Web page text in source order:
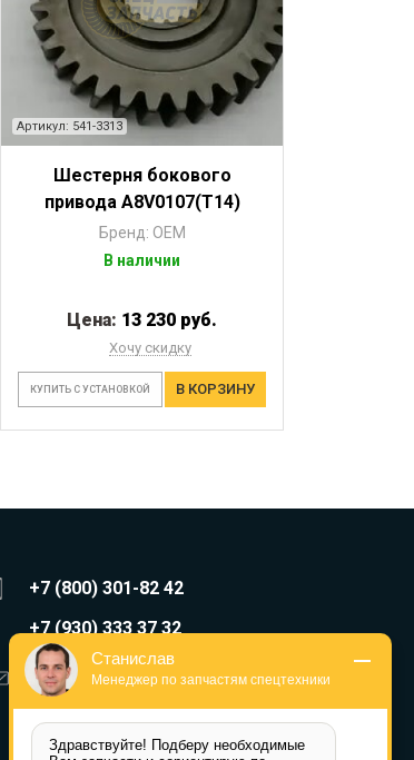
Артикул: 541-3313
Шестерня бокового
привода A8V0107(Т14)
Бренд: OEM
В наличии
Цена: 13 230 руб.
Хочу скидку
КУПИТЬ С УСТАНОВКОЙ В КОРЗИНУ
+7 (800) 301-82 42
+7 (930) 333 37 32
zakaz@reduktor40.ru
reductor-40@mail.ru
Станислав
Менеджер по запчастям спецтехники
Здравствуйте! Подберу необходимые